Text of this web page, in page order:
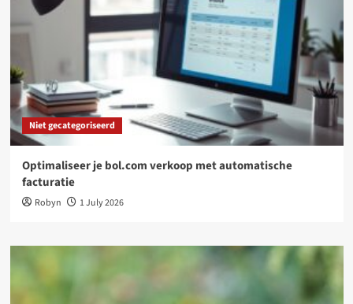
Niet gecategoriseerd
Optimaliseer je bol.com verkoop met automatische
facturatie
Robyn 1 July 2026